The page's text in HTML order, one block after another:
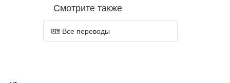
Смотрите также
Все переводы